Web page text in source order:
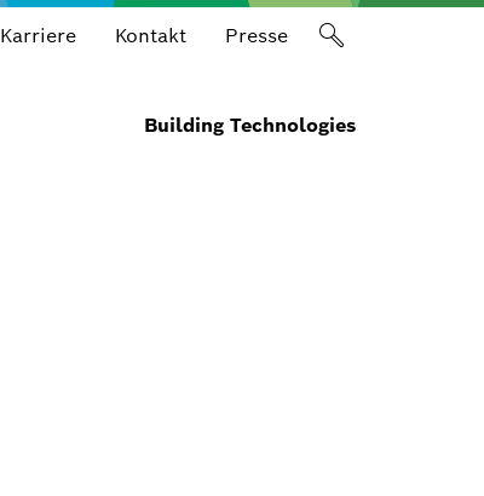
Karriere Kontakt Presse
Building Technologies